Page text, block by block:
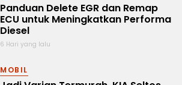
Panduan Delete EGR dan Remap
ECU untuk Meningkatkan Performa
Diesel
6 Hari yang lalu
MOBIL